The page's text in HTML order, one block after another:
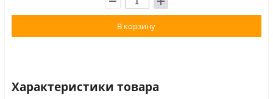
В корзину
Характеристики товара